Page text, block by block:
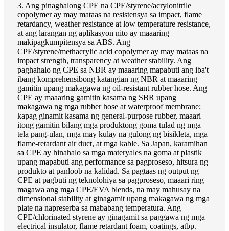
3. Ang pinaghalong CPE na CPE/styrene/acrylonitrile
copolymer ay may mataas na resistensya sa impact, flame
retardancy, weather resistance at low temperature resistance,
at ang larangan ng aplikasyon nito ay maaaring
makipagkumpitensya sa ABS. Ang
CPE/styrene/methacrylic acid copolymer ay may mataas na
impact strength, transparency at weather stability. Ang
paghahalo ng CPE sa NBR ay maaaring mapabuti ang iba't
ibang komprehensibong katangian ng NBR at maaaring
gamitin upang makagawa ng oil-resistant rubber hose. Ang
CPE ay maaaring gamitin kasama ng SBR upang
makagawa ng mga rubber hose at waterproof membrane;
kapag ginamit kasama ng general-purpose rubber, maaari
itong gamitin bilang mga produktong goma tulad ng mga
tela pang-ulan, mga may kulay na gulong ng bisikleta, mga
flame-retardant air duct, at mga kable. Sa Japan, karamihan
sa CPE ay hinahalo sa mga materyales na goma at plastik
upang mapabuti ang performance sa pagproseso, hitsura ng
produkto at panloob na kalidad. Sa pagtaas ng output ng
CPE at pagbuti ng teknolohiya sa pagproseso, maaari ring
magawa ang mga CPE/EVA blends, na may mahusay na
dimensional stability at ginagamit upang makagawa ng mga
plate na napreserba sa mababang temperatura. Ang
CPE/chlorinated styrene ay ginagamit sa paggawa ng mga
electrical insulator, flame retardant foam, coatings, atbp.